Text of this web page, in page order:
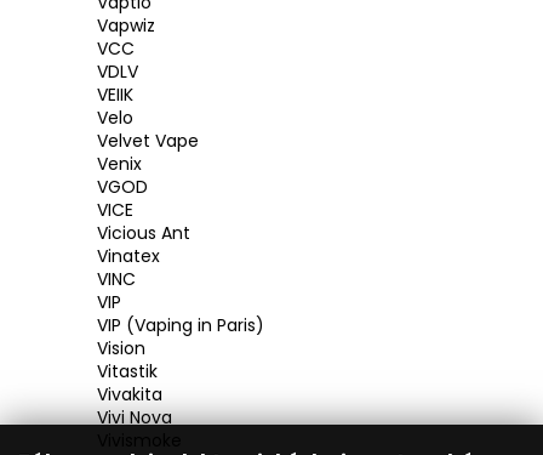
Vapwiz
VCC
VDLV
VEIIK
Velo
Velvet Vape
Venix
VGOD
VICE
Vicious Ant
Vinatex
VINC
VIP
VIP (Vaping in Paris)
Vision
Vitastik
Vivakita
Vivi Nova